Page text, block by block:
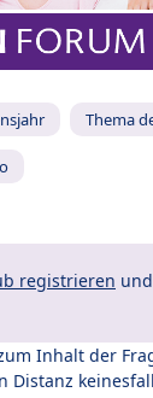
Thema
registrieren und
Inhalt der